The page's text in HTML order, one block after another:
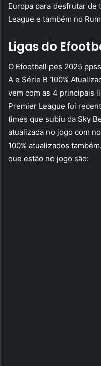
Europa para desfrutar de
League e também no
Ligas do
O Efootball pes 2025
A e Série B 100%
vem com as 4 principais
Premier League foi
times que subiu da Sky
atualizada no jogo com
100% atualizados
que estão no jogo são: